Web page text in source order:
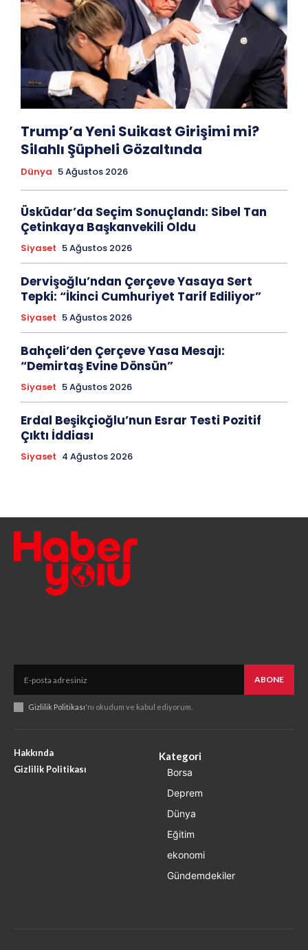
Trump’a Yeni Suikast Girişimi mi?
Silahlı Şüpheli Gözaltında
Dünya 5 Ağustos 2026
Üsküdar’da Seçim Sonuçlandı: Sibel Tan
Çetinkaya Başkanvekili Oldu
Siyaset 5 Ağustos 2026
Dervişoğlu’ndan Çerçeve Yasaya Sert
Tepki: “İkinci Cumhuriyet Tarif Ediliyor”
Siyaset 5 Ağustos 2026
Bahçeli’den Çerçeve Yasa Mesajı:
“Demirtaş Evine Dönsün”
Siyaset 5 Ağustos 2026
Erdal Beşikçioğlu’nun Esrar Testi Pozitif
Çıktı İddiası
Siyaset 4 Ağustos 2026
ABONE
Gizlilik Politikası'nı okudum ve kabul ediyorum.
Hakkında
Gizlilik Politikası
Kategori
Borsa
Deprem
Dünya
Eğitim
ekonomi
Gündemdekiler